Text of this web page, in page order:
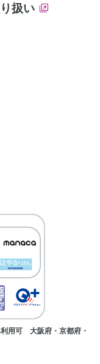
扱い
用可 大阪府・京都府・